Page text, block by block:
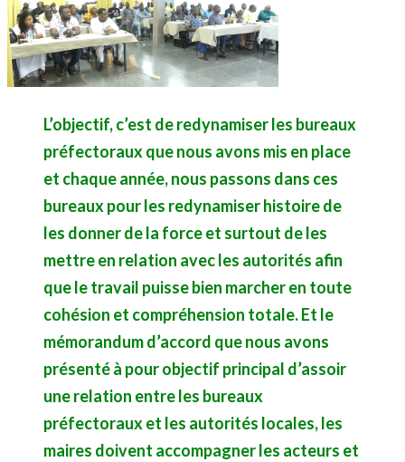
L’objectif, c’est de redynamiser les bureaux
préfectoraux que nous avons mis en place
et chaque année, nous passons dans ces
bureaux pour les redynamiser histoire de
les donner de la force et surtout de les
mettre en relation avec les autorités afin
que le travail puisse bien marcher en toute
cohésion et compréhension totale. Et le
mémorandum d’accord que nous avons
présenté à pour objectif principal d’assoir
une relation entre les bureaux
préfectoraux et les autorités locales, les
maires doivent accompagner les acteurs et